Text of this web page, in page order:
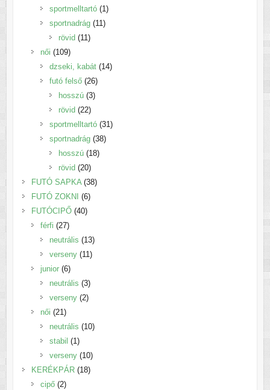
termék
sportmelltartó 11
termék
sportnadrág 1111
rövid 1111
női 109109
termék
dzseki, kabát 1414
futó felső 2626
termék
hosszú 33
rövid 2222
termék
sportmelltartó 3131
sportnadrág 3838
hosszú 1818
rövid 2020
termék
FUTÓ SAPKA 3838
FUTÓ ZOKNI 66
termék
FUTÓCIPŐ 4040
férfi 2727
termék
neutrális 1313
termék
verseny 1111
junior 66
termék
neutrális 33
termék
verseny 22
női 2121
termék
neutrális 1010
stabil 11
termék
verseny 1010
termék
KERÉKPÁR 1818
cipő 22